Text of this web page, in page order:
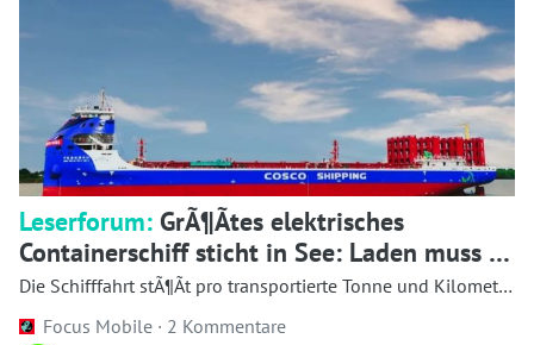
Leserforum: GrÃ¶Ãtes elektrisches
Containerschiff sticht in See: Laden muss es
nicht
Die Schifffahrt stÃ¶Ãt pro transportierte Tonne und Kilometer
Focus Mobile · 2 Kommentare